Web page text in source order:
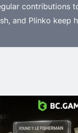
and Plinko keep